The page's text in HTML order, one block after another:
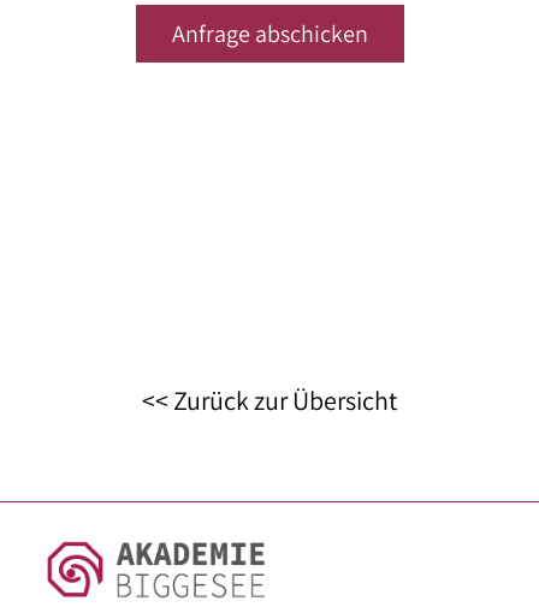
<< Zurück zur Übersicht